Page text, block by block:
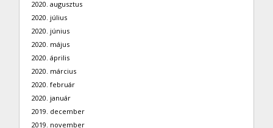
2020. augusztus
2020. július
2020. június
2020. május
2020. április
2020. március
2020. február
2020. január
2019. december
2019. november